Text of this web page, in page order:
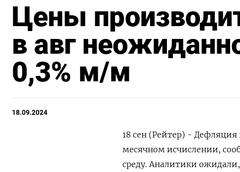
Цены
в авг
0,3% м/м
18.09.2024
18 сен (Рейтер) - Дефляция
месячном исчислении,
среду. Аналитики